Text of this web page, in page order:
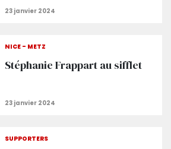
NICE - METZ
Stéphanie Frappart au sifflet
SUPPORTERS